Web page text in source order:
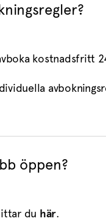
kostnadsfritt
öppen?
du här.